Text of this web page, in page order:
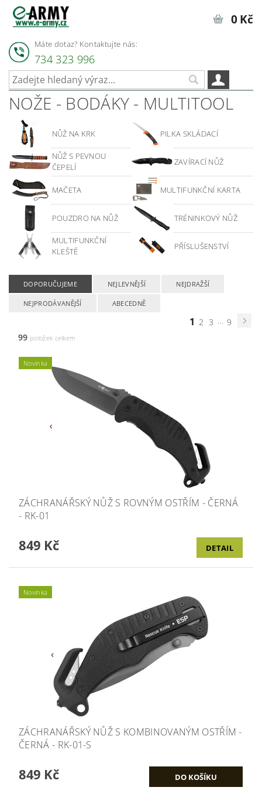
Máte dotaz? Kontaktujte nás:
734 323 996
0 Kč
NOŽE - BODÁKY - MULTITOOL
NŮŽ NA KRK PILKA SKLÁDACÍ
NŮŽ S PEVNOU
ČEPELÍ
ZAVÍRACÍ NŮŽ
MAČETA MULTIFUNKČNÍ KARTA
POUZDRO NA NŮŽ TRÉNINKOVÝ NŮŽ
MULTIFUNKČNÍ
KLEŠTĚ
PŘÍSLUŠENSTVÍ
DOPORUČUJEME NEJLEVNĚJŠÍ NEJDRAŽŠÍ
NEJPRODÁVANĚJŠÍ ABECEDNĚ
1 2 3 ... 9
99 položek celkem
Novinka
ZÁCHRANÁŘSKÝ NŮŽ S ROVNÝM OSTŘÍM - ČERNÁ
- RK-01
849 Kč DETAIL
Novinka
ZÁCHRANÁŘSKÝ NŮŽ S KOMBINOVANÝM OSTŘÍM -
ČERNÁ - RK-01-S
849 Kč